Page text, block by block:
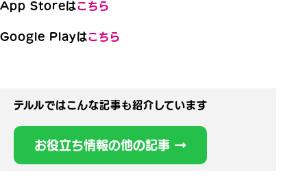
App Storeはこちら
Google Playはこちら
テルルではこんな記事も紹介しています
お役立ち情報の他の記事 →